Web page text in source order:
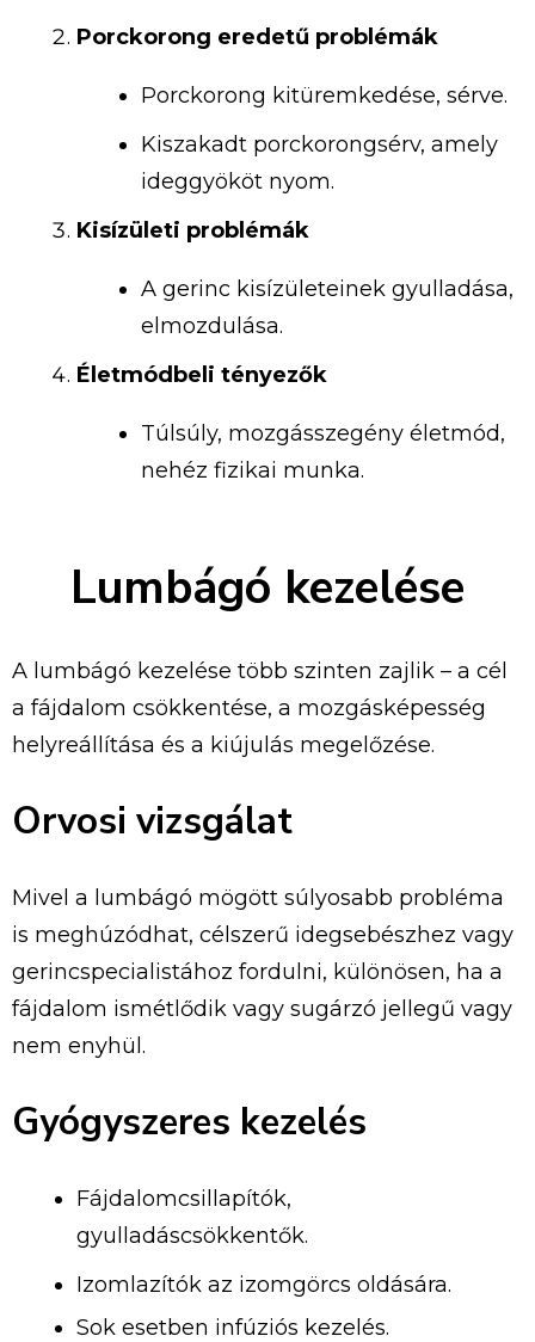
Porckorong eredetű problémák
Porckorong kitüremkedése, sérve.
Kiszakadt porckorongsérv, amely
ideggyököt nyom.
Kisízületi problémák
A gerinc kisízületeinek gyulladása,
elmozdulása.
Életmódbeli tényezők
Túlsúly, mozgásszegény életmód,
nehéz fizikai munka.
Lumbágó kezelése
A lumbágó kezelése több szinten zajlik – a cél
a fájdalom csökkentése, a mozgásképesség
helyreállítása és a kiújulás megelőzése.
Orvosi vizsgálat
Mivel a lumbágó mögött súlyosabb probléma
is meghúzódhat, célszerű idegsebészhez vagy
gerincspecialistához fordulni, különösen, ha a
fájdalom ismétlődik vagy sugárzó jellegű vagy
nem enyhül.
Gyógyszeres kezelés
Fájdalomcsillapítók,
gyulladáscsökkentők.
Izomlazítók az izomgörcs oldására.
Sok esetben infúziós kezelés.